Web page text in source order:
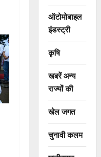
ऑटोमोबाइल
इंडस्ट्री
कृषि
खबरें अन्य
राज्यों की
खेल जगत
चुनावी कलम